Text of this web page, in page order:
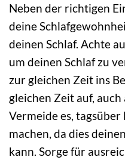
Neben der richtigen
deine
deinen Schlaf. Achte
um deinen Schlaf zu
zur gleichen Zeit ins
gleichen Zeit auf, auch
Vermeide es,
machen, da dies
kann. Sorge für